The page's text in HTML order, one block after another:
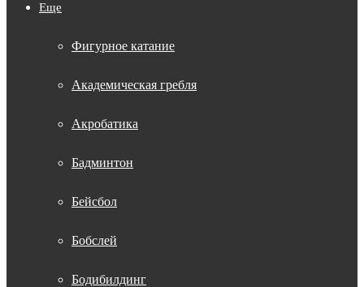
Еще
Фигурное катание
Академическая гребля
Акробатика
Бадминтон
Бейсбол
Бобслей
Бодибилдинг